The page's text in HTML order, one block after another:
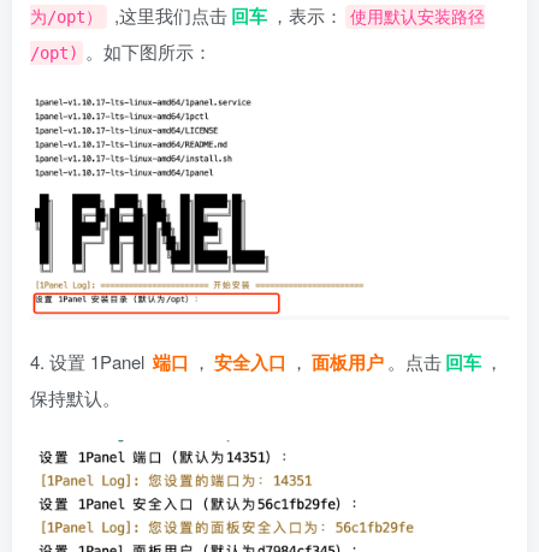
为/opt）
,这里我们点击回车 ，表示：
使用默认安装路径
/opt)
。如下图所示：
4. 设置 1Panel 端口 ， 安全入口 ， 面板用户 。点击回车 ，
保持默认。